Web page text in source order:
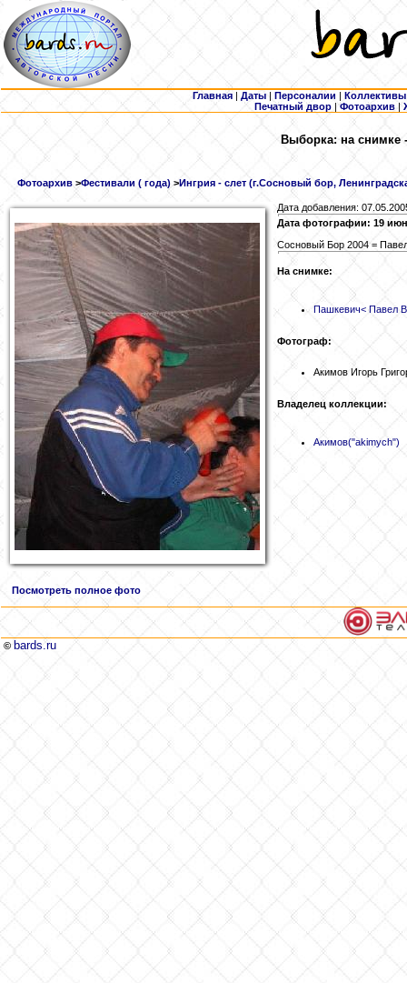
Главная | Даты | Персоналии | Коллективы
Печатный двор |Фотоархив |
Выборка: на снимке
Фотоархив >Фестивали ( года) >Ингрия - слет (г.Сосновый бор,
Дата добавления:
Дата фотографии: 19
Сосновый Бор 2004 =
На снимке:
Пашкевич< Павел
Фотограф:
Акимов Игорь
Владелец коллекции:
Акимов("akimych")
Посмотреть полное фото
© bards.ru